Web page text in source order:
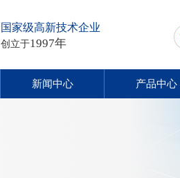
国家级高新技术企业
创立于1997年
新闻中心 产品中心